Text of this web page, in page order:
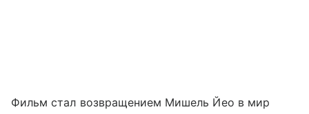
Фильм стал возвращением Мишель Йео в мир